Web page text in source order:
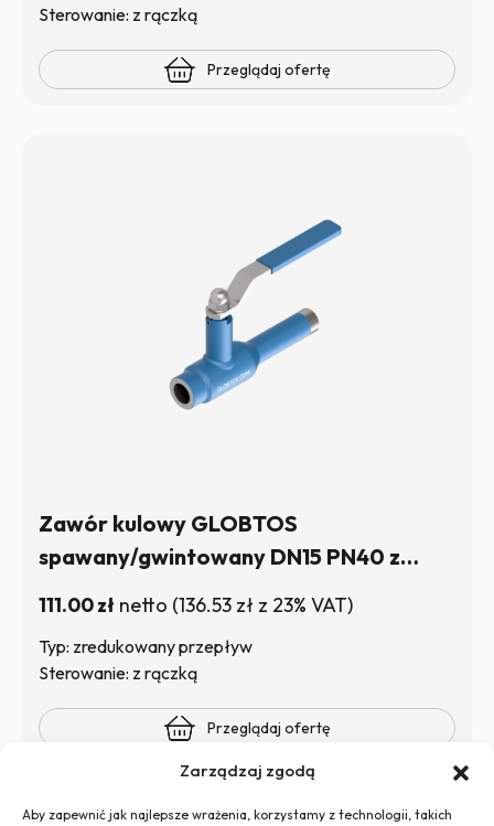
Zarządzaj zgodą
Aby zapewnić jak najlepsze wrażenia, korzystamy z technologii, takich
Sterowanie: z rączką
Przeglądaj ofertę
Zawór kulowy GLOBTOS
spawany/gwintowany DN15 PN40 z
rączką | W magazynie
111.00zł netto (136.53 zł z 23% VAT)
Typ: zredukowany przepływ
Sterowanie: z rączką
Przeglądaj ofertę